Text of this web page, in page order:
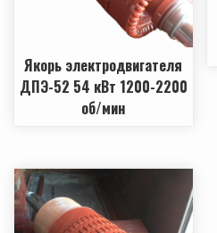
Якорь электродвигателя
ДПЭ-52 54 кВт 1200-2200
об/мин